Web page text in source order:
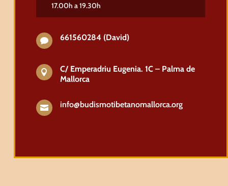
17.00h a 19.30h
 661560284 (David)

C/ Emperadriu Eugenia. 1C – Palma de
Mallorca
 info@budismotibetanomallorca.org